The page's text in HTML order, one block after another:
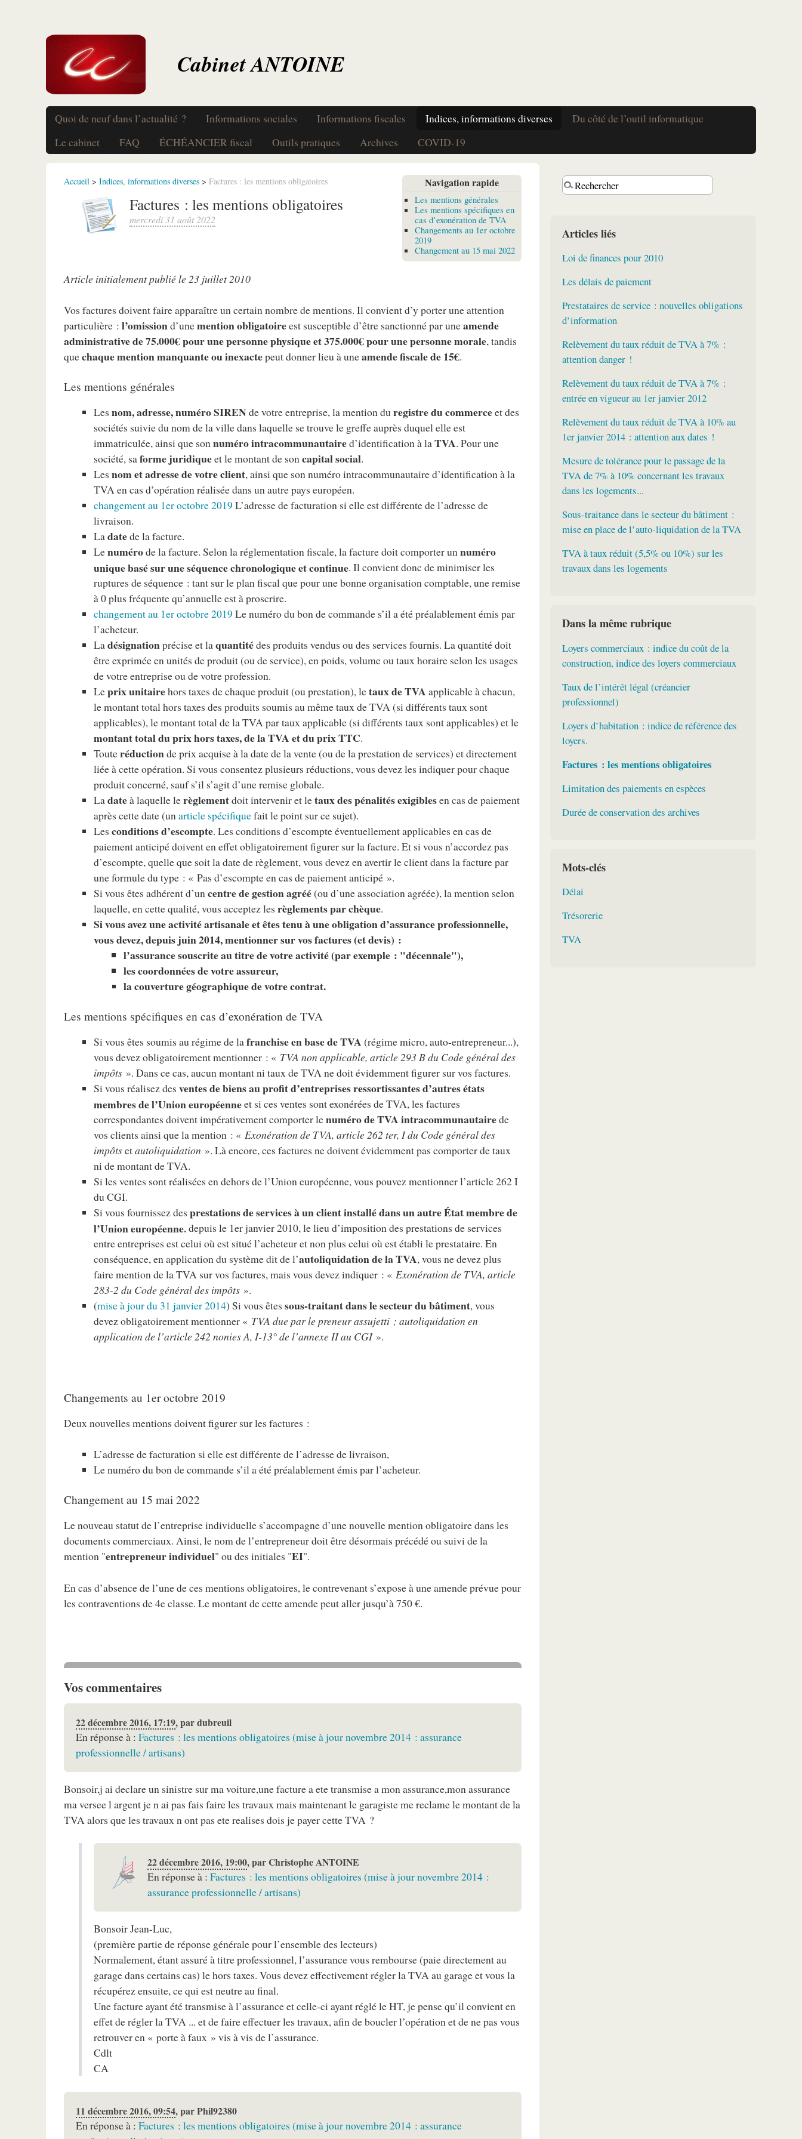
Cabinet ANTOINE
Quoi de neuf dans l’actualité ? Informations sociales Informations fiscales Indices, informations diverses
Du côté de l’outil informatique
Le cabinet
FAQ ÉCHÉANCIER fiscal Outils pratiques Archives COVID-19
Navigation rapide
Les mentions générales
Les mentions spécifiques en
cas d’exonération de TVA
Changements au 1er octobre
2019
Changement au 15 mai 2022
Accueil >Indices, informations diverses >Factures : les mentions obligatoires
Factures : les mentions obligatoires
mercredi 31 août 2022
Article initialement publié le 23 juillet 2010
Vos factures doivent faire apparaître un certain nombre de mentions. Il convient d’y porter une attention
particulière :l’omissiond’unemention obligatoireest susceptible d’être sanctionné par uneamende
administrative de 75.000€ pour une personne physique et 375.000€ pour une personne morale, tandis
quechaque mention manquante ou inexactepeut donner lieu à uneamende fiscale de 15€.
Les mentions générales
Lesnom, adresse, numéro SIRENde votre entreprise, la mention duregistre du commerceet des
sociétés suivie du nom de la ville dans laquelle se trouve le greffe auprès duquel elle est
immatriculée, ainsi que sonnuméro intracommunautaired’identification à laTVA. Pour une
société, saforme juridiqueet le montant de soncapital social.
Lesnom et adresse de votre client, ainsi que son numéro intracommunautaire d’identification à la
TVA en cas d’opération réalisée dans un autre pays européen.
changement au 1er octobre 2019 L’adresse de facturation si elle est différente de l’adresse de
livraison.
Ladatede la facture.
Lenumérode la facture. Selon la réglementation fiscale, la facture doit comporter unnuméro
unique basé sur une séquence chronologique et continue. Il convient donc de minimiser les
ruptures de séquence : tant sur le plan fiscal que pour une bonne organisation comptable, une remise
à 0 plus fréquente qu’annuelle est à proscrire.
changement au 1er octobre 2019 Le numéro du bon de commande s’il a été préalablement émis par
l’acheteur.
Ladésignationprécise et laquantitédes produits vendus ou des services fournis. La quantité doit
être exprimée en unités de produit (ou de service), en poids, volume ou taux horaire selon les usages
de votre entreprise ou de votre profession.
Leprix unitairehors taxes de chaque produit (ou prestation), letaux de TVA applicable à chacun,
le montant total hors taxes des produits soumis au même taux de TVA (si différents taux sont
applicables), le montant total de la TVA par taux applicable (si différents taux sont applicables) et le
montant total du prix hors taxes, de la TVA et du prix TTC.
Touteréductionde prix acquise à la date de la vente (ou de la prestation de services) et directement
liée à cette opération. Si vous consentez plusieurs réductions, vous devez les indiquer pour chaque
produit concerné, sauf s’il s’agit d’une remise globale.
Ladateà laquelle lerèglementdoit intervenir et letaux des pénalités exigiblesen cas de paiement
après cette date (unarticle spécifiquefait le point sur ce sujet).
Lesconditions d’escompte. Les conditions d’escompte éventuellement applicables en cas de
paiement anticipé doivent en effet obligatoirement figurer sur la facture. Et si vous n’accordez pas
d’escompte, quelle que soit la date de règlement, vous devez en avertir le client dans la facture par
une formule du type : « Pas d’escompte en cas de paiement anticipé ».
Si vous êtes adhérent d’uncentre de gestion agréé(ou d’une association agréée), la mention selon
laquelle, en cette qualité, vous acceptez lesrèglements par chèque.
Si vous avez une activité artisanale et êtes tenu à une obligation d’assurance professionnelle,
vous devez, depuis juin 2014, mentionner sur vos factures (et devis) :
l’assurance souscrite au titre de votre activité (par exemple : "décennale"),
les coordonnées de votre assureur,
la couverture géographique de votre contrat.
Les mentions spécifiques en cas d’exonération de TVA
Si vous êtes soumis au régime de lafranchise en base de TVA (régime micro, auto-entrepreneur...),
vous devez obligatoirement mentionner : « TVA non applicable, article 293 B du Code général des
impôts ». Dans ce cas, aucun montant ni taux de TVA ne doit évidemment figurer sur vos factures.
Si vous réalisez desventes de biens au profit d’entreprises ressortissantes d’autres états
membres de l’Union européenneet si ces ventes sont exonérées de TVA, les factures
correspondantes doivent impérativement comporter lenuméro de TVA intracommunautairede
vos clients ainsi que la mention : «Exonération de TVA, article 262 ter, I du Code général des
impôtsetautoliquidation ». Là encore, ces factures ne doivent évidemment pas comporter de taux
ni de montant de TVA.
Si les ventes sont réalisées en dehors de l’Union européenne, vous pouvez mentionner l’article 262 I
du CGI.
Si vous fournissez desprestations de services à un client installé dans un autre État membre de
l’Union européenne, depuis le 1er janvier 2010, le lieu d’imposition des prestations de services
entre entreprises est celui où est situé l’acheteur et non plus celui où est établi le prestataire. En
conséquence, en application du système dit de l’autoliquidation de la TVA, vous ne devez plus
faire mention de la TVA sur vos factures, mais vous devez indiquer : «Exonération de TVA, article
283-2 du Code général des impôts ».
(mise à jour du 31 janvier 2014) Si vous êtessous-traitant dans le secteur du bâtiment, vous
devez obligatoirement mentionner « TVA due par le preneur assujetti ; autoliquidation en
application de l’article 242 nonies A, I-13° de l’annexe II au CGI».
Changements au 1er octobre 2019
Deux nouvelles mentions doivent figurer sur les factures :
L’adresse de facturation si elle est différente de l’adresse de livraison,
Le numéro du bon de commande s’il a été préalablement émis par l’acheteur.
Changement au 15 mai 2022
Le nouveau statut de l’entreprise individuelle s’accompagne d’une nouvelle mention obligatoire dans les
documents commerciaux. Ainsi, le nom de l’entrepreneur doit être désormais précédé ou suivi de la
mention "entrepreneur individuel" ou des initiales "EI".
En cas d’absence de l’une de ces mentions obligatoires, le contrevenant s’expose à une amende prévue pour
les contraventions de 4e classe. Le montant de cette amende peut aller jusqu’à 750 €.
Vos commentaires
22 décembre 2016, 17:19,pardubreuil
En réponse à :Factures : les mentions obligatoires (mise à jour novembre 2014 : assurance
professionnelle / artisans)
Bonsoir,j ai declare un sinistre sur ma voiture,une facture a ete transmise a mon assurance,mon assurance
ma versee l argent je n ai pas fais faire les travaux mais maintenant le garagiste me reclame le montant de la
TVA alors que les travaux n ont pas ete realises dois je payer cette TVA ?
22 décembre 2016, 19:00,parChristophe ANTOINE
En réponse à :Factures : les mentions obligatoires (mise à jour novembre 2014 :
assurance professionnelle / artisans)
Bonsoir Jean-Luc,
(première partie de réponse générale pour l’ensemble des lecteurs)
Normalement, étant assuré à titre professionnel, l’assurance vous rembourse (paie directement au
garage dans certains cas) le hors taxes. Vous devez effectivement régler la TVA au garage et vous la
récupérez ensuite, ce qui est neutre au final.
Une facture ayant été transmise à l’assurance et celle-ci ayant réglé le HT, je pense qu’il convient en
effet de régler la TVA ... et de faire effectuer les travaux, afin de boucler l’opération et de ne pas vous
retrouver en « porte à faux » vis à vis de l’assurance.
Cdlt
CA
11 décembre 2016, 09:54,parPhil92380
En réponse à :Factures : les mentions obligatoires (mise à jour novembre 2014 : assurance
Articles liés
Loi de finances pour 2010
Les délais de paiement
Prestataires de service : nouvelles obligations
d’information
Relèvement du taux réduit de TVA à 7% :
attention danger !
Relèvement du taux réduit de TVA à 7% :
entrée en vigueur au 1er janvier 2012
Relèvement du taux réduit de TVA à 10% au
1er janvier 2014 : attention aux dates !
Mesure de tolérance pour le passage de la
TVA de 7% à 10% concernant les travaux
dans les logements...
Sous-traitance dans le secteur du bâtiment :
mise en place de l’auto-liquidation de la TVA
TVA à taux réduit (5,5% ou 10%) sur les
travaux dans les logements
Dans la même rubrique
Loyers commerciaux : indice du coût de la
construction, indice des loyers commerciaux
Taux de l’intérêt légal (créancier
professionnel)
Loyers d’habitation : indice de référence des
loyers.
Factures : les mentions obligatoires
Limitation des paiements en espèces
Durée de conservation des archives
Mots-clés
Délai
Trésorerie
TVA